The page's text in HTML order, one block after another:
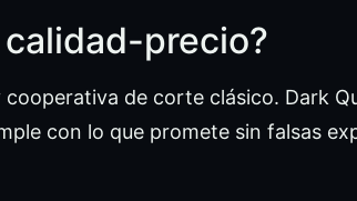
precio?
de corte clásico. Dark
con lo que promete sin falsas